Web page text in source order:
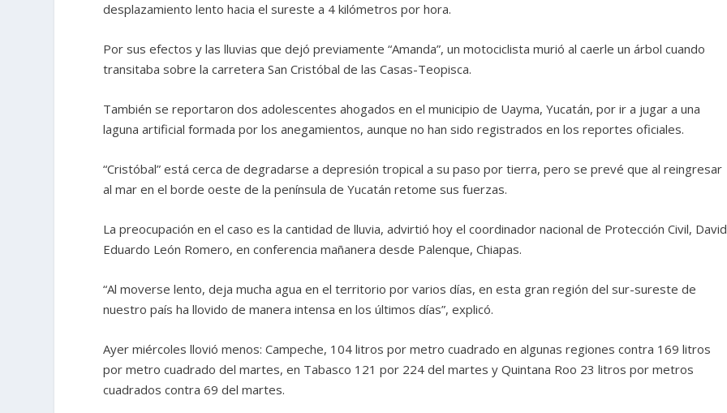
desplazamiento lento hacia el sureste a 4 kilómetros por hora.
Por sus efectos y las lluvias que dejó previamente “Amanda”, un motociclista murió al caerle un árbol cuando
transitaba sobre la carretera San Cristóbal de las Casas-Teopisca.
También se reportaron dos adolescentes ahogados en el municipio de Uayma, Yucatán, por ir a jugar a una
laguna artificial formada por los anegamientos, aunque no han sido registrados en los reportes oficiales.
“Cristóbal” está cerca de degradarse a depresión tropical a su paso por tierra, pero se prevé que al reingresar
al mar en el borde oeste de la península de Yucatán retome sus fuerzas.
La preocupación en el caso es la cantidad de lluvia, advirtió hoy el coordinador nacional de Protección Civil, David
Eduardo León Romero, en conferencia mañanera desde Palenque, Chiapas.
“Al moverse lento, deja mucha agua en el territorio por varios días, en esta gran región del sur-sureste de
nuestro país ha llovido de manera intensa en los últimos días”, explicó.
Ayer miércoles llovió menos: Campeche, 104 litros por metro cuadrado en algunas regiones contra 169 litros
por metro cuadrado del martes, en Tabasco 121 por 224 del martes y Quintana Roo 23 litros por metros
cuadrados contra 69 del martes.